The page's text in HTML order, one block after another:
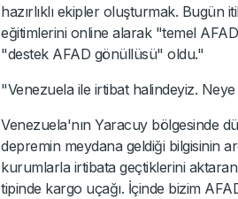
hazırlıklı ekipler oluşturmak. Bugün
eğitimlerini online alarak "temel
"destek AFAD gönüllüsü" oldu."
"Venezuela ile irtibat halindeyiz. Neye
Venezuela'nın Yaracuy bölgesinde
depremin meydana geldiği bilgisinin
kurumlarla irtibata geçtiklerini
tipinde kargo uçağı. İçinde bizim